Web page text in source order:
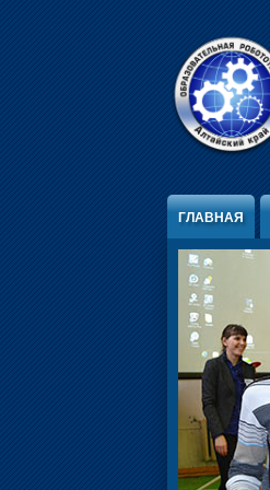
ГЛАВНАЯ